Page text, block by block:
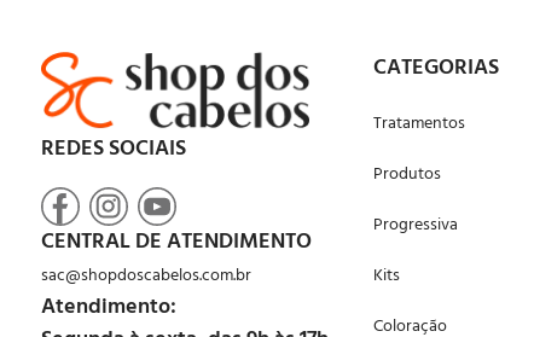
REDES SOCIAIS
CENTRAL DE ATENDIMENTO
sac@shopdoscabelos.com.br
Atendimento:
CATEGORIAS
Tratamentos
Produtos
Progressiva
Kits
Coloração